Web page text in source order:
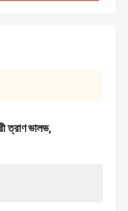
ত্রাণ ভালভ,